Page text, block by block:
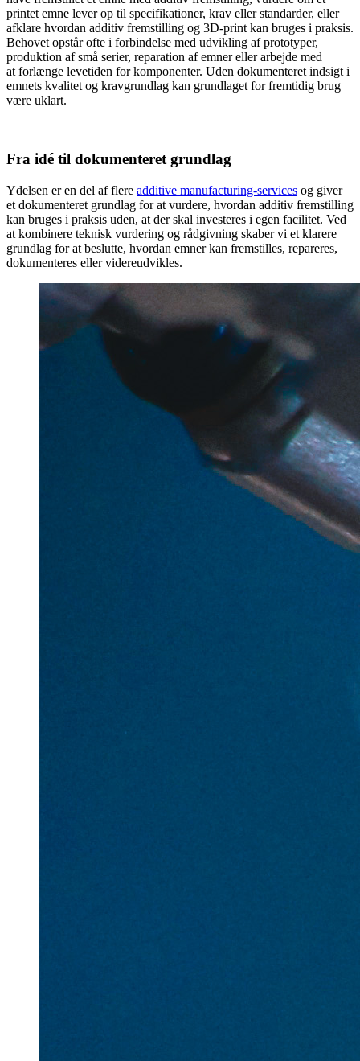
printet emne lever op til specifikationer, krav eller standarder, eller
afklare hvordan additiv fremstilling og 3D-print kan bruges i praksis.
Behovet opstår ofte i forbindelse med udvikling af prototyper,
produktion af små serier, reparation af emner eller arbejde med
at forlænge levetiden for komponenter. Uden dokumenteret indsigt i
emnets kvalitet og kravgrundlag kan grundlaget for fremtidig brug
være uklart.
Fra idé til dokumenteret grundlag
Ydelsen er en del af flere additive manufacturing-services og giver
et dokumenteret grundlag for at vurdere, hvordan additiv fremstilling
kan bruges i praksis uden, at der skal investeres i egen facilitet. Ved
at kombinere teknisk vurdering og rådgivning skaber vi et klarere
grundlag for at beslutte, hvordan emner kan fremstilles, repareres,
dokumenteres eller videreudvikles.